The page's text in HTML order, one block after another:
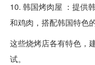
10. 韩国烤肉屋 ：提供
和鸡肉，搭配韩国特色
这些烧烤店各有特色，
试。